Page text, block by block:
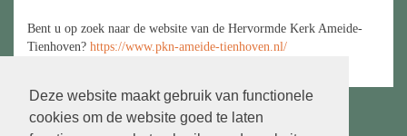
Deze website maakt gebruik van functionele
cookies om de website goed te laten
Bent u op zoek naar de website van de Hervormde Kerk Ameide-
Tienhoven? https://www.pkn-ameide-tienhoven.nl/